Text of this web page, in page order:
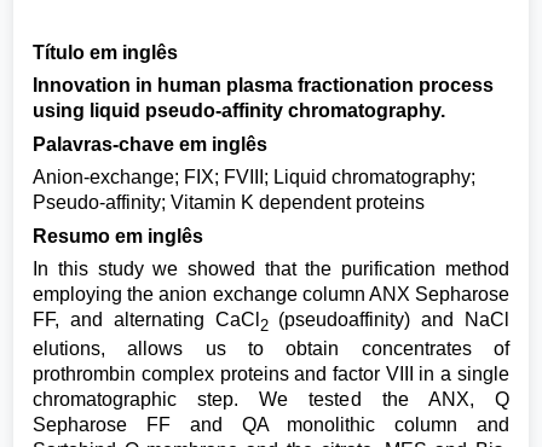
Título em inglês
Innovation in human plasma fractionation process
using liquid pseudo-affinity chromatography.
Palavras-chave em inglês
Anion-exchange; FIX; FVIII; Liquid chromatography;
Pseudo-affinity; Vitamin K dependent proteins
Resumo em inglês
In this study we showed that the purification method
employing the anion exchange column ANX Sepharose
FF, and alternating CaCl 2(pseudoaffinity) and NaCl
elutions, allows us to obtain concentrates of
prothrombin complex proteins and factor VIII in a single
chromatographic step. We tested the ANX, Q
Sepharose FF and QA monolithic column and